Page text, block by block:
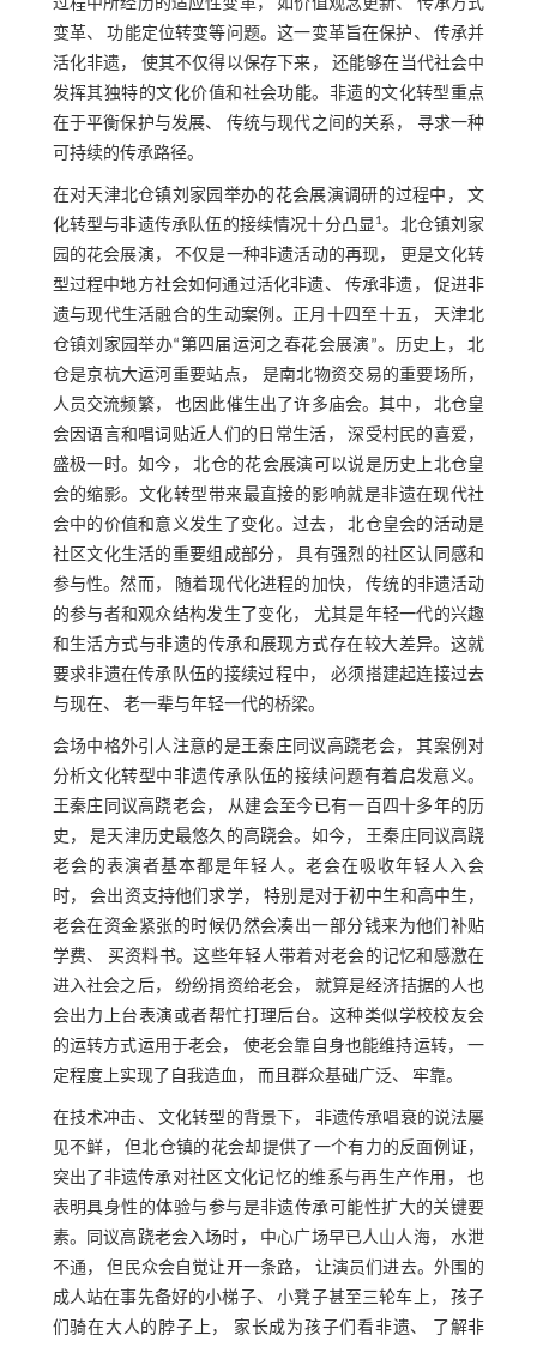
过程中所经历的适应性变革， 如价值观念更新、 传承方式
变革、 功能定位转变等问题。这一变革旨在保护、 传承并
活化非遗， 使其不仅得以保存下来， 还能够在当代社会中
发挥其独特的文化价值和社会功能。非遗的文化转型重点
在于平衡保护与发展、 传统与现代之间的关系， 寻求一种
可持续的传承路径。
在对天津北仓镇刘家园举办的花会展演调研的过程中， 文
化转型与非遗传承队伍的接续情况十分凸显1。北仓镇刘家
园的花会展演， 不仅是一种非遗活动的再现， 更是文化转
型过程中地方社会如何通过活化非遗、 传承非遗， 促进非
遗与现代生活融合的生动案例。正月十四至十五， 天津北
仓镇刘家园举办“第四届运河之春花会展演”。历史上， 北
仓是京杭大运河重要站点， 是南北物资交易的重要场所，
人员交流频繁， 也因此催生出了许多庙会。其中， 北仓皇
会因语言和唱词贴近人们的日常生活， 深受村民的喜爱，
盛极一时。如今， 北仓的花会展演可以说是历史上北仓皇
会的缩影。文化转型带来最直接的影响就是非遗在现代社
会中的价值和意义发生了变化。过去， 北仓皇会的活动是
社区文化生活的重要组成部分， 具有强烈的社区认同感和
参与性。然而， 随着现代化进程的加快， 传统的非遗活动
的参与者和观众结构发生了变化， 尤其是年轻一代的兴趣
和生活方式与非遗的传承和展现方式存在较大差异。这就
要求非遗在传承队伍的接续过程中， 必须搭建起连接过去
与现在、 老一辈与年轻一代的桥梁。
会场中格外引人注意的是王秦庄同议高跷老会， 其案例对
分析文化转型中非遗传承队伍的接续问题有着启发意义。
王秦庄同议高跷老会， 从建会至今已有一百四十多年的历
史， 是天津历史最悠久的高跷会。如今， 王秦庄同议高跷
老会的表演者基本都是年轻人。老会在吸收年轻人入会
时， 会出资支持他们求学， 特别是对于初中生和高中生，
老会在资金紧张的时候仍然会凑出一部分钱来为他们补贴
学费、 买资料书。这些年轻人带着对老会的记忆和感激在
进入社会之后， 纷纷捐资给老会， 就算是经济拮据的人也
会出力上台表演或者帮忙打理后台。这种类似学校校友会
的运转方式运用于老会， 使老会靠自身也能维持运转， 一
定程度上实现了自我造血， 而且群众基础广泛、 牢靠。
在技术冲击、 文化转型的背景下， 非遗传承唱衰的说法屡
见不鲜， 但北仓镇的花会却提供了一个有力的反面例证，
突出了非遗传承对社区文化记忆的维系与再生产作用， 也
表明具身性的体验与参与是非遗传承可能性扩大的关键要
素。同议高跷老会入场时， 中心广场早已人山人海， 水泄
不通， 但民众会自觉让开一条路， 让演员们进去。外围的
成人站在事先备好的小梯子、 小凳子甚至三轮车上， 孩子
们骑在大人的脖子上， 家长成为孩子们看非遗、 了解非